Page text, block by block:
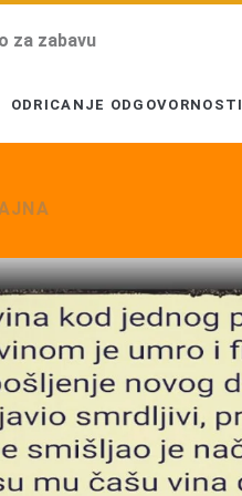
za zabavu
ODRICANJE ODGOVORNOSTI